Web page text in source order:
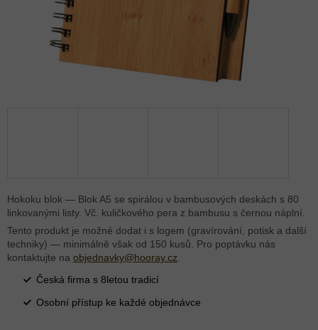
Hokoku blok — Blok A5 se spirálou v bambusových deskách s 80
linkovanými listy. Vč. kuličkového pera z bambusu s černou náplní.
Tento produkt je možné dodat i s logem (gravírování, potisk a další
techniky) — minimálně však od 150 kusů. Pro poptávku nás
kontaktujte na objednavky@hooray.cz.
Česká firma s 8letou tradicí
Osobní přístup ke každé objednávce